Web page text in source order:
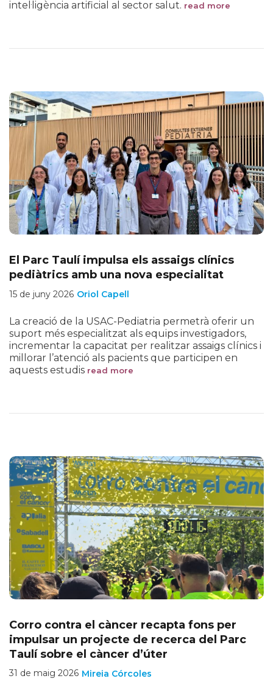
intel·ligència artificial al sector salut. read more
El Parc Taulí impulsa els assaigs clínics
pediàtrics amb una nova especialitat
Oriol Capell
15 de juny 2026
La creació de la USAC-Pediatria permetrà oferir un
suport més especialitzat als equips investigadors,
incrementar la capacitat per realitzar assaigs clínics i
millorar l’atenció als pacients que participen en
aquests estudis read more
Corro contra el càncer recapta fons per
impulsar un projecte de recerca del Parc
Taulí sobre el càncer d’úter
Mireia Córcoles
31 de maig 2026